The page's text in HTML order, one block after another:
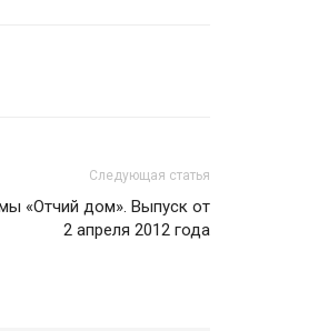
Следующая статья
«Отчий дом». Выпуск от
2 апреля 2012 года